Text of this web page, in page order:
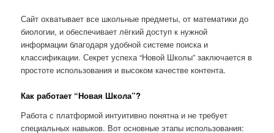
Сайт охватывает все школьные предметы, от математики до
биологии, и обеспечивает лёгкий доступ к нужной
информации благодаря удобной системе поиска и
классификации. Секрет успеха “Новой Школы” заключается в
простоте использования и высоком качестве контента.
Как работает “Новая Школа”?
Работа с платформой интуитивно понятна и не требует
специальных навыков. Вот основные этапы использования: